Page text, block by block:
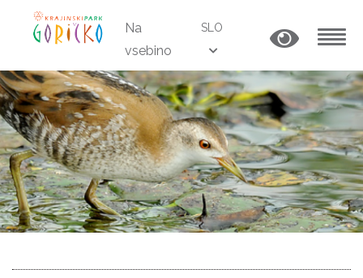
Na
vsebino
SLO